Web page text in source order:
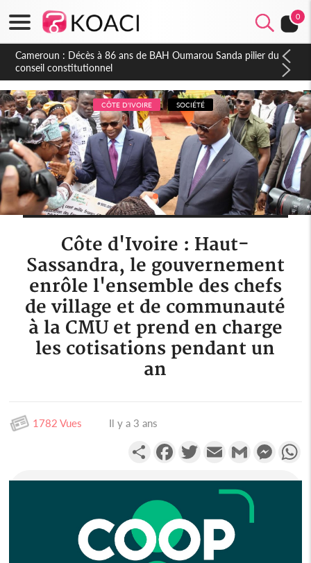
0
Côte d'Ivoire : Indépendance, plusieurs véhicules mis en
fourrière pour conduite en sens inverse
CÔTE D'IVOIRE SOCIÉTÉ
Côte d'Ivoire : Haut-
Sassandra, le gouvernement
enrôle l'ensemble des chefs
de village et de communauté
à la CMU et prend en charge
les cotisations pendant un
an
1782 Vues Il y a 3 ans
PartagerFacebookTwitterEmail Gmail